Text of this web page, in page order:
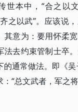
世本中，“合之以
之以武”。应该说
其意为：要用怀柔
法去约束管制士卒
通常做法。即《吴
“总文武者，军之